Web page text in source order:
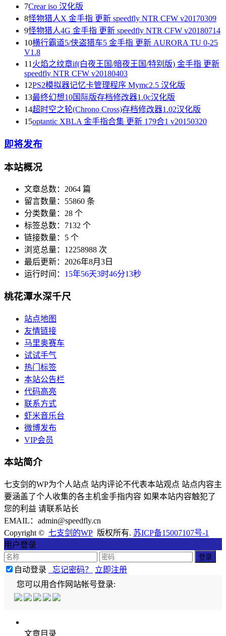
7Crear iso 汉化版
8怪物猎人X 金手指 更新 speedfly NTR CFW v20170309
9怪物猎人4G 金手指 更新 speedfly NTR CFW v20180714
10横行霸道5/侠盗猎车5 金手指 更新 AURORA TU 0-25
V1.8
11 火焰之纹章if(白夜王国/暗夜王国/特别版) 金手指 更新
speedfly NTR CFW v20180403
12PS2模拟器记忆卡管理程序 Mymc2.5 汉化版
13最终幻想10国际版存档修改器1.0c汉化版
14超时空之轮(Chrono Cross)存档修改器1.02汉化版
15optantic XBLA 金手指合集 更新 179合1 v20150320
即将发布
本站概况
文章总数：2064 篇
留言数量：55860 条
分类数量：28 个
标签总数：7132 个
链接数量：5 个
浏览总量：12258988 次
最后更新：2026年8月3日
运行时间： 15年56天3时46分13秒
桃花潭水深千尺
站点地图
友情链接
马里奥赛车
试试手气
热门标签
本站公告栏
代码高亮
联系方式
虾米音乐台
微博发布
VIP会员
本站简介
七支剑的WP为个人站点 站内评论不代表本站观点 站点内容主
要涵盖了个人收集的各主机金手指内容 如果本站内容触犯了
您的利益 请联系站长
EMAIL：admin@speedfly.cn
Copyright © 七支剑的WP 版权所有. 苏ICP备15007107号-1
用户登录
自动登录 忘记密码？
立即注册
您可以用合作网站帐号登录:
文章目录